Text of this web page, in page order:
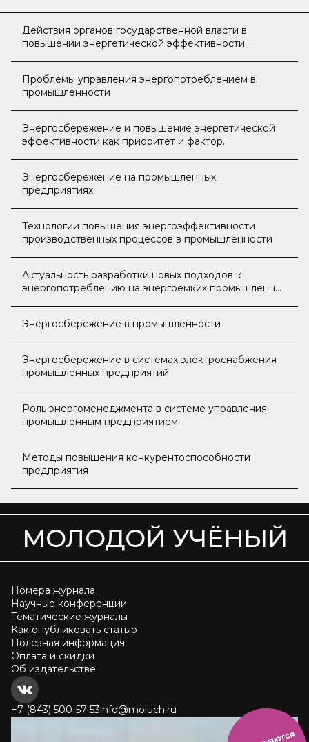
Действия органов государственной власти в
повышении энергетической эффективности
Проблемы управления энергопотреблением в
промышленности
Энергосбережение и повышение энергетической
эффективности как приоритет и фактор
Энергосбережение на промышленных
предприятиях
Технологии повышения энергоэффективности
производственных процессов в промышленности
Актуальность разработки новых подходов к
энергопотреблению на энергоемких промышленных
Энергосбережение в промышленности
Энергосбережение в системах электроснабжения
промышленных предприятий
Роль энергоменеджмента в системе управления
промышленным предприятием
Методы повышения конкурентоспособности
предприятия
МОЛОДОЙ УЧЁНЫЙ
Номера журнала
Научные конференции
Тематические журналы
Как опубликовать статью
Полезная информация
Оплата и скидки
Об издательстве
+7 (843) 500-57-53info@moluch.ru